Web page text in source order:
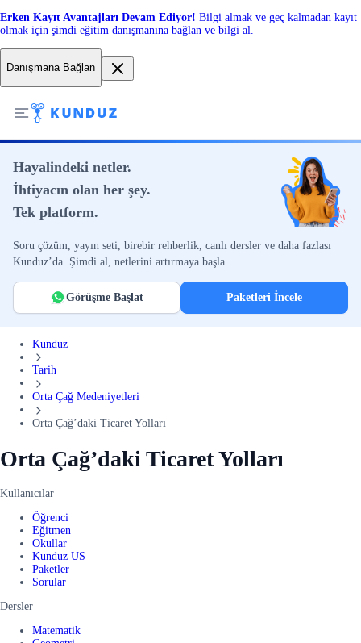
Erken Kayıt Avantajları Devam Ediyor! Bilgi almak ve geç kalmadan kayıt
olmak için şimdi eğitim danışmanına bağlan ve bilgi al.
Danışmana Bağlan
Hayalindeki netler.
İhtiyacın olan her şey.
Tek platform.
Soru çözüm, yayın seti, birebir rehberlik, canlı dersler ve daha fazlası
Kunduz’da. Şimdi al, netlerini artırmaya başla.
Görüşme Başlat Paketleri İncele
Kunduz
Tarih
Orta Çağ Medeniyetleri
Orta Çağ’daki Ticaret Yolları
Orta Çağ’daki Ticaret Yolları
Kullanıcılar
Öğrenci
Eğitmen
Okullar
Kunduz US
Paketler
Sorular
Dersler
Matematik